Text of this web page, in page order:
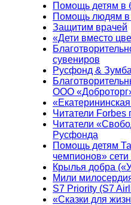
Помощь детям в
Помощь людям в
Защитим врачей
«Дети вместо
сувениров
Русфонд & Зумба
ООО
Читатели
Читатели
Русфонда
Помощь детям
чемпионов»
Крылья добра
Мили
S7 Priority (S7
«Сказки для